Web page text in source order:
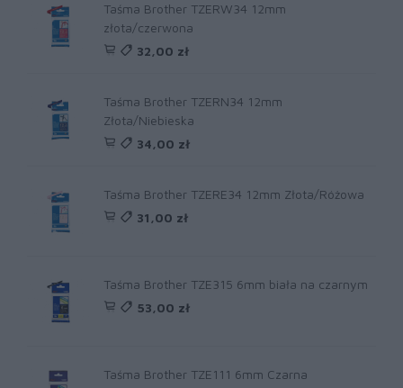
Taśma Brother TZERW34 12mm
złota/czerwona
32,00 zł
Taśma Brother TZERN34 12mm
Złota/Niebieska
34,00 zł
Taśma Brother TZERE34 12mm Złota/Różowa
31,00 zł
Taśma Brother TZE315 6mm biała na czarnym
53,00 zł
Taśma Brother TZE111 6mm Czarna